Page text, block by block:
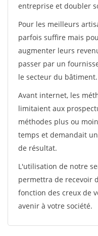
entreprise et doubler
Pour les meilleurs
parfois suffire mais
augmenter leurs
passer par un
le secteur du bâtiment.
Avant internet, les
limitaient aux
méthodes plus ou
temps et demandait
de résultat.
L'utilisation de notre
permettra de recevoir
fonction des creux de
avenir à votre société.